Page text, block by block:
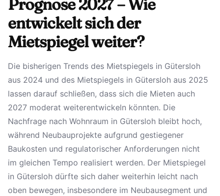
Prognose 2027 – Wie
entwickelt sich der
Mietspiegel weiter?
Die bisherigen Trends des Mietspiegels in Gütersloh
aus 2024 und des Mietspiegels in Gütersloh aus 2025
lassen darauf schließen, dass sich die Mieten auch
2027 moderat weiterentwickeln könnten. Die
Nachfrage nach Wohnraum in Gütersloh bleibt hoch,
während Neubauprojekte aufgrund gestiegener
Baukosten und regulatorischer Anforderungen nicht
im gleichen Tempo realisiert werden. Der Mietspiegel
in Gütersloh dürfte sich daher weiterhin leicht nach
oben bewegen, insbesondere im Neubausegment und